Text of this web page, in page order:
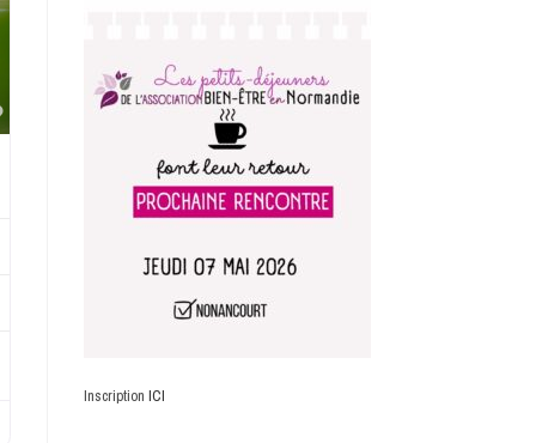
Favorite
Inscription ICI